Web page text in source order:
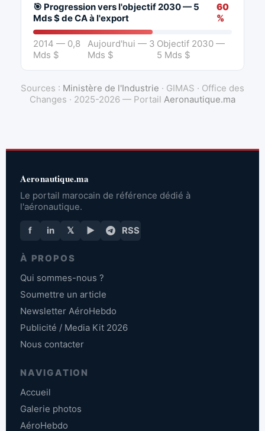
🎯 Progression vers l'objectif 2030 — 5
Mds $ de CA à l'export
60
%
2014 — 0,8
Mds $
Aujourd'hui — 3
Mds $
Objectif 2030 —
5 Mds $
Sources : Ministère de l'Industrie · GIMAS · Office des
Changes · 2025-2026 — Portail Aeronautique.ma
Aeronautique.ma
Le portail marocain de référence dédié à
l'aéronautique.
f in 𝕏 ▶ RSS
À PROPOS
Qui sommes-nous ?
Soumettre un article
Newsletter AéroHebdo
Publicité / Media Kit 2026
Nous contacter
NAVIGATION
Accueil
Galerie photos
AéroHebdo